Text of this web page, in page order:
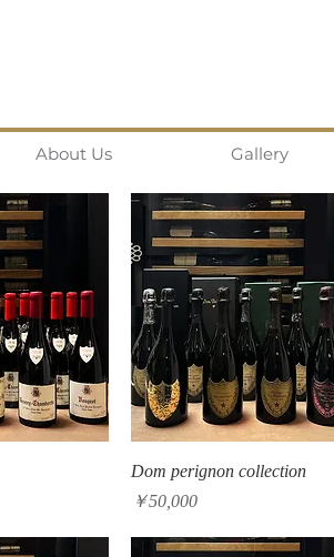
About Us Gallery
ー クイックビュー
Dom perignon collection
価格
￥50,000